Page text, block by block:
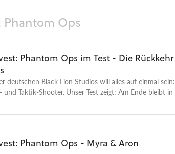
Phantom Ops
Phantom Ops im Test - Die Rückkehr
deutschen Black Lion Studios will alles auf einmal sein:
und Taktik-Shooter. Unser Test zeigt: Am Ende bleibt in
Phantom Ops - Myra & Aron